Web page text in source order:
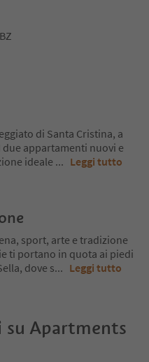
di Santa Cristina, a
appartamenti nuovi e
ideale ... Leggi tutto
sport, arte e tradizione
ti portano in quota ai piedi
dove s... Leggi tutto
su Apartments